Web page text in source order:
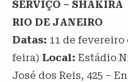
SERVIÇO – SHAKIRA
RIO DE JANEIRO
Datas: 11 de fevereiro
feira) Local: Estádio
José dos Reis, 425 –